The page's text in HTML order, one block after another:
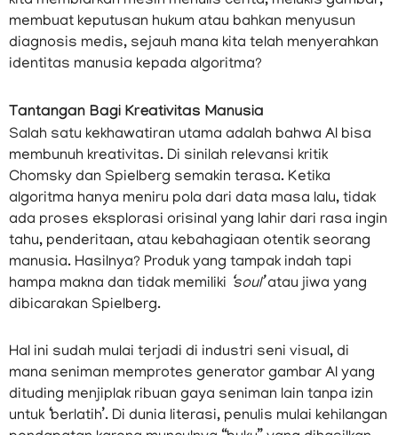
membuat keputusan hukum atau bahkan menyusun
diagnosis medis, sejauh mana kita telah menyerahkan
identitas manusia kepada algoritma?
Tantangan Bagi Kreativitas Manusia
Salah satu kekhawatiran utama adalah bahwa AI bisa
membunuh kreativitas. Di sinilah relevansi kritik
Chomsky dan Spielberg semakin terasa. Ketika
algoritma hanya meniru pola dari data masa lalu, tidak
ada proses eksplorasi orisinal yang lahir dari rasa ingin
tahu, penderitaan, atau kebahagiaan otentik seorang
manusia. Hasilnya? Produk yang tampak indah tapi
hampa makna dan tidak memiliki ‘soul’atau jiwa yang
dibicarakan Spielberg.
Hal ini sudah mulai terjadi di industri seni visual, di
mana seniman memprotes generator gambar AI yang
dituding menjiplak ribuan gaya seniman lain tanpa izin
untuk ‘berlatih’. Di dunia literasi, penulis mulai kehilangan